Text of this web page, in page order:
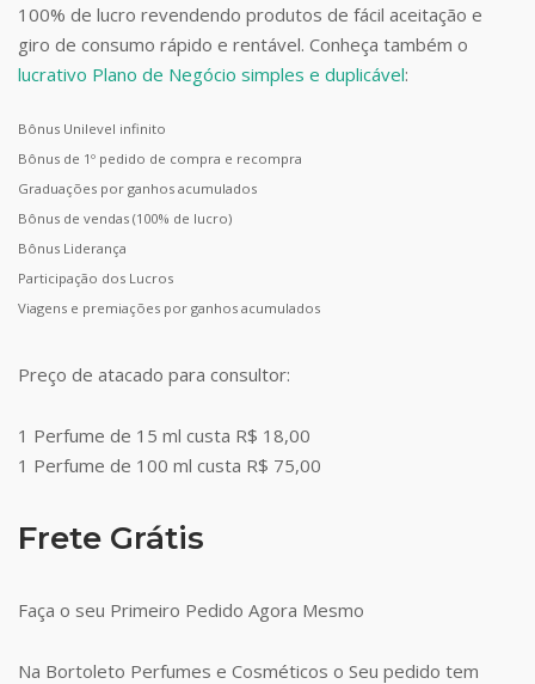
100% de lucro revendendo produtos de fácil aceitação e
giro de consumo rápido e rentável. Conheça também o
lucrativo Plano de Negócio simples e duplicável:
Bônus Unilevel infinito
Bônus de 1º pedido de compra e recompra
Graduações por ganhos acumulados
Bônus de vendas (100% de lucro)
Bônus Liderança
Participação dos Lucros
Viagens e premiações por ganhos acumulados
Preço de atacado para consultor:
1 Perfume de 15 ml custa R$ 18,00
1 Perfume de 100 ml custa R$ 75,00
Frete Grátis
Faça o seu Primeiro Pedido Agora Mesmo
Na Bortoleto Perfumes e Cosméticos o Seu pedido tem